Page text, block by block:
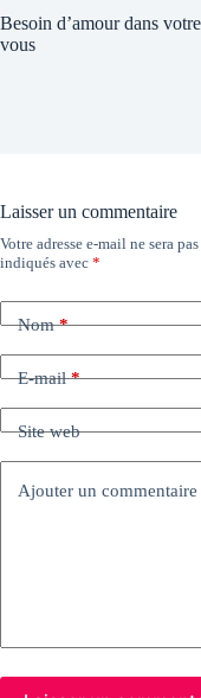
Besoin d’amour dans
vous
Laisser un commentaire
Votre adresse e-mail ne sera
indiqués avec *
Nom*
E-mail*
Site web
Ajouter un commentaire